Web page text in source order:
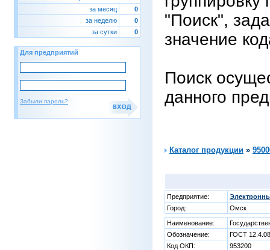
за месяц
0
за неделю
0
за сутки
0
Для предприятий
Забыли пароль?
"Поиск",
значение
Поиск
данного
Каталог продукции »
Предприятие:
Город:
Омск
Наименование:
Обозначение:
ГОСТ
Код ОКП:
953200